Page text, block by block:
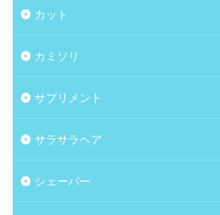
カット
カミソリ
サプリメント
サラサラヘア
シェーバー